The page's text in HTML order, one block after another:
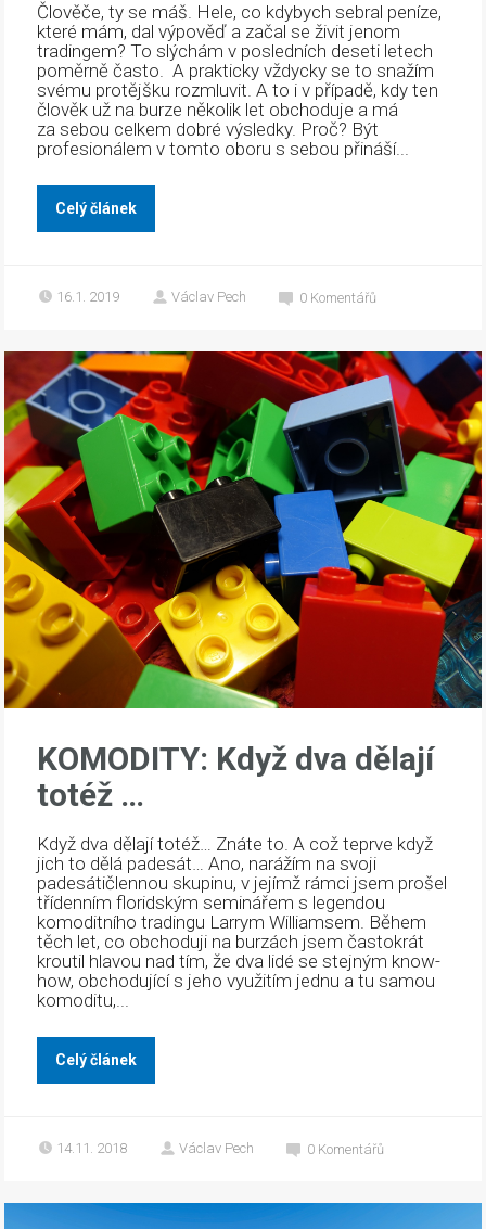
Člověče, ty se máš. Hele, co kdybych sebral peníze,
které mám, dal výpověď a začal se živit jenom
tradingem? To slýchám v posledních deseti letech
poměrně často. A prakticky vždycky se to snažím
svému protějšku rozmluvit. A to i v případě, kdy ten
člověk už na burze několik let obchoduje a má
za sebou celkem dobré výsledky. Proč? Být
profesionálem v tomto oboru s sebou přináší...
Celý článek
16.1. 2019 Václav Pech 0 Komentářů
KOMODITY: Když dva dělají
totéž …
Když dva dělají totéž… Znáte to. A což teprve když
jich to dělá padesát… Ano, narážím na svoji
padesátičlennou skupinu, v jejímž rámci jsem prošel
třídenním floridským seminářem s legendou
komoditního tradingu Larrym Williamsem. Během
těch let, co obchoduji na burzách jsem častokrát
kroutil hlavou nad tím, že dva lidé se stejným know-
how, obchodující s jeho využitím jednu a tu samou
komoditu,...
Celý článek
14.11. 2018 Václav Pech 0 Komentářů